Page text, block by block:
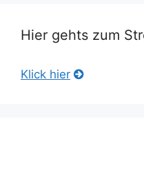
Hier gehts zum
Klick hier